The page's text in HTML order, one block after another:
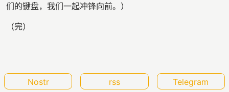
们的键盘，我们一起冲锋向前。）
（完）
Nostr rss Telegram